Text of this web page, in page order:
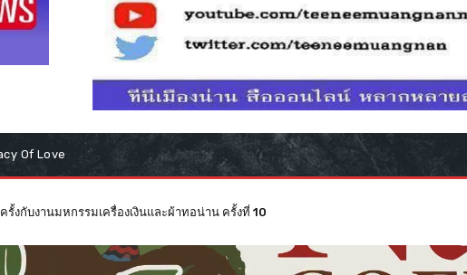
Of Love
อกตั้ง สส. จังหวัดน่าน แบบแบ่งเขตเลือกตั้ง 8 กุมภาพันธ์ 2569